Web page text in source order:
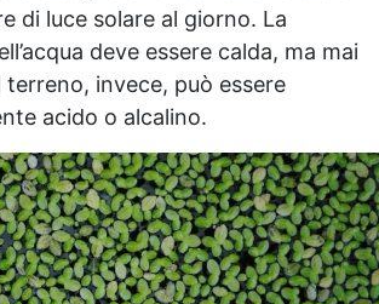
di luce solare al giorno. La
deve essere calda, ma mai
terreno, invece, può essere
acido o alcalino.